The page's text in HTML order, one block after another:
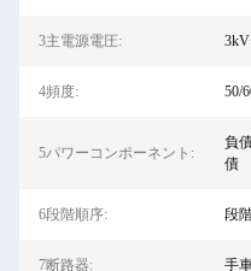
3主電源電圧:
4頻度: 50/
5パワーコンポーネント:
負
債
6段階順序: 段
7断路器: 手